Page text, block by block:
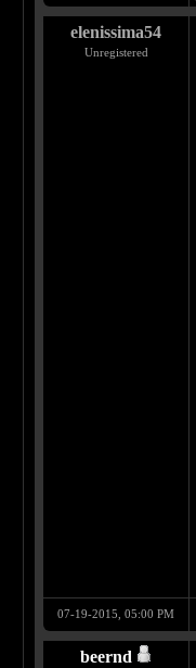
elenissima54
Unregistered
07-19-2015, 05:00 PM
beernd